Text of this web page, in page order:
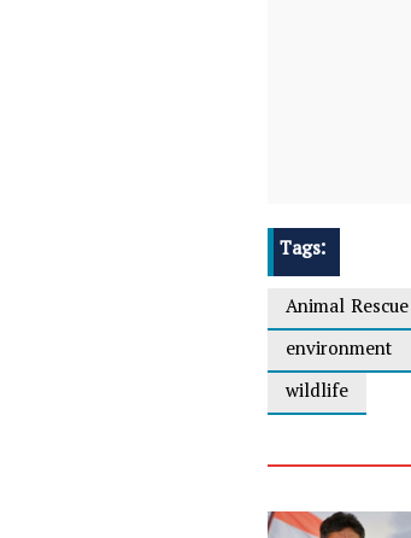
Tags:
Animal Rescue
environment
wildlife